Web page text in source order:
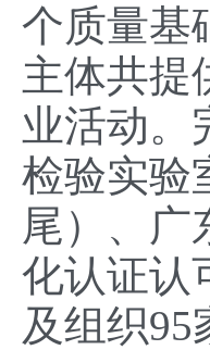
个质量基
主体共提
业活动。
检验实验
尾）、广
化认证认
及组织95